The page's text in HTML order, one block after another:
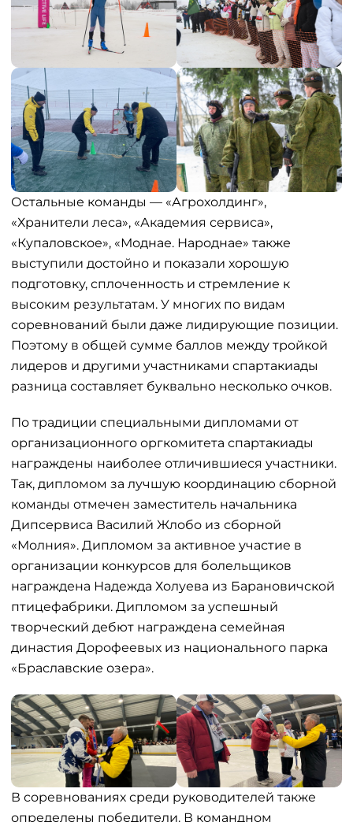
Остальные команды — «Агрохолдинг»,
«Хранители леса», «Академия сервиса»,
«Купаловское», «Моднае. Народнае» также
выступили достойно и показали хорошую
подготовку, сплоченность и стремление к
высоким результатам. У многих по видам
соревнований были даже лидирующие позиции.
Поэтому в общей сумме баллов между тройкой
лидеров и другими участниками спартакиады
разница составляет буквально несколько очков.
По традиции специальными дипломами от
организационного оргкомитета спартакиады
награждены наиболее отличившиеся участники.
Так, дипломом за лучшую координацию сборной
команды отмечен заместитель начальника
Дипсервиса Василий Жлобо из сборной
«Молния». Дипломом за активное участие в
организации конкурсов для болельщиков
награждена Надежда Холуева из Барановичской
птицефабрики. Дипломом за успешный
творческий дебют награждена семейная
династия Дорофеевых из национального парка
«Браславские озера».
В соревнованиях среди руководителей также
определены победители. В командном